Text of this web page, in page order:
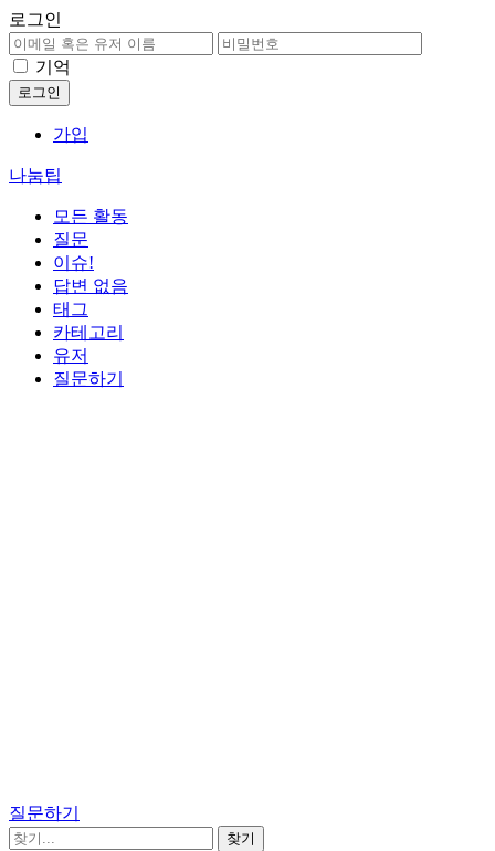
로그인
기억
가입
나눔팁
모든 활동
질문
이슈!
답변 없음
태그
카테고리
유저
질문하기
질문하기